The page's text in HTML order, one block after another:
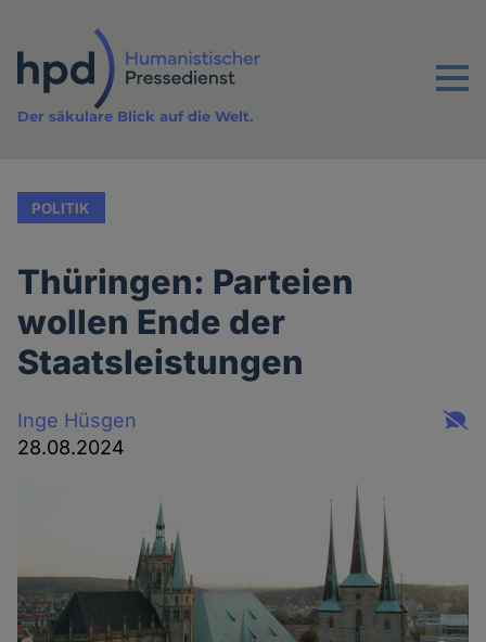
Inhalt
Menu
Der säkulare Blick auf die Welt.
POLITIK
Thüringen: Parteien
wollen Ende der
Staatsleistungen
Inge Hüsgen
28.08.2024